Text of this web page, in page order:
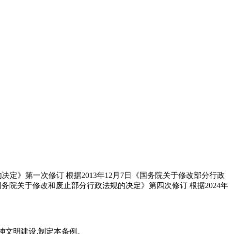
定》第一次修订 根据2013年12月7日《国务院关于修改部分行政
院关于修改和废止部分行政法规的决定》第四次修订 根据2024年
明建设,制定本条例。